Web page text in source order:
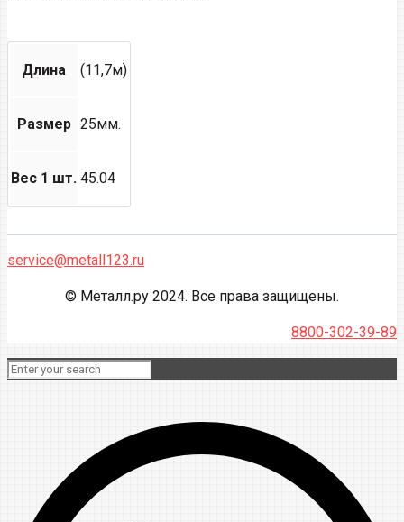
Длина (11,7м)
Размер 25мм.
Вес 1 шт. 45.04
service@metall123.ru
© Металл.ру 2024. Все права защищены.
8800-302-39-89